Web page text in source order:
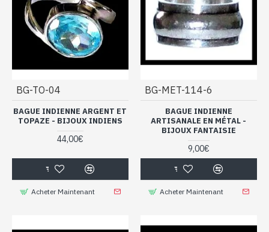
BG-TO-04
BAGUE INDIENNE ARGENT ET
TOPAZE - BIJOUX INDIENS
44,00€
Acheter Maintenant
BG-MET-114-6
BAGUE INDIENNE
ARTISANALE EN MÉTAL -
BIJOUX FANTAISIE
9,00€
Acheter Maintenant